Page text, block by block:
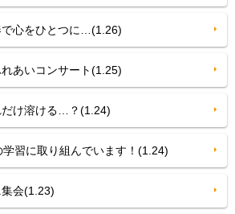
心をひとつに…(1.26)
あいコンサート(1.25)
け溶ける…？(1.24)
習に取り組んでいます！(1.24)
会(1.23)